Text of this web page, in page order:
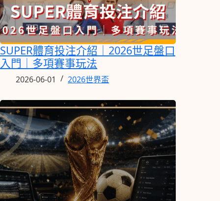
SUPER體育投注介紹｜2026世足盤口
入門｜多項賽事玩法
2026-06-01 2026世界盃